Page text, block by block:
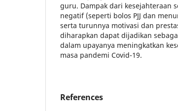
guru. Dampak dari kesejahteraan
negatif (seperti bolos PJJ dan
serta turunnya motivasi dan
diharapkan dapat dijadikan
dalam upayanya meningkatkan
masa pandemi Covid-19.
References